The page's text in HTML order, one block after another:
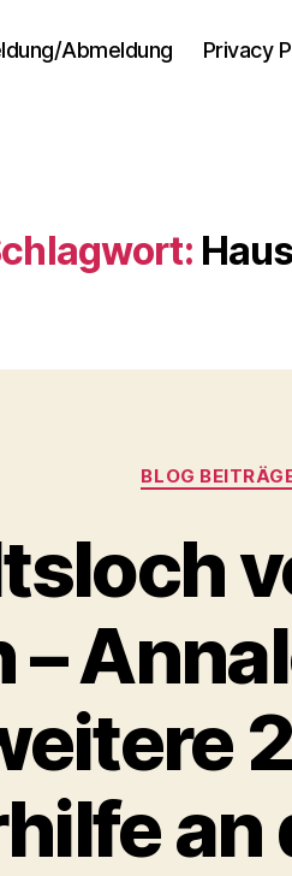
Abmeldung Privacy
BLOG
an